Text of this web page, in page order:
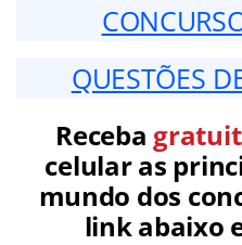
QUESTÕES
Receba
celular as
mundo dos
link abaixo